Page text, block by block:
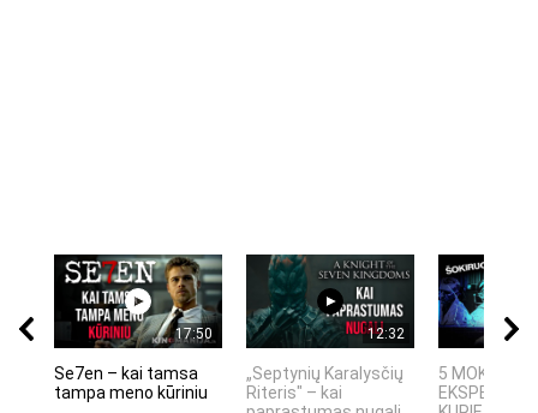
17:50
Se7en – kai tamsa
tampa meno kūriniu
12:32
„Septynių Karalysčių
Riteris" – kai
5 MOKSLINIAI